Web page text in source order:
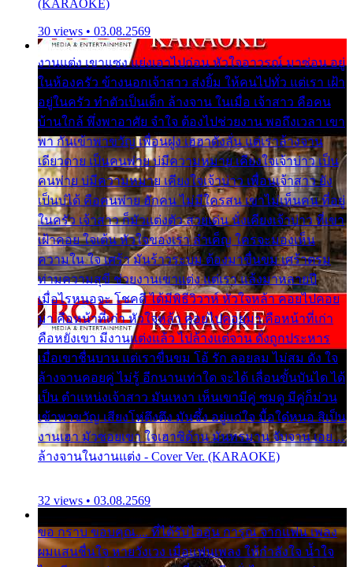
(KARAOKE)
30 views • 03.08.2569
งานแต่ง เขาแซง แย่งเอาไปก่อน หัวใจอาวรณ์ มาซ่อน อยู่
ในห้องครัว ข้างนอกเจ้าสาว ส่งยิ้ม ให้คนไปทั่ว แต่เรา เฝ้า
อยู่ในครัว ทำตัวเป็นเด็ก ล้างจาน ในเมื่อ เจ้าสาว คือคน
บ้านใกล้ พึ่งพาอาศัย จำใจ ต้องไปช่วยงาน พอถึงเวลา เขา
พา กันเข้าพาขวัญ เพื่อนฝูง เฮฮาดังลั่น แต่เราล้างจาน
เดียวดาย เป็นคนพ่าย บ่มีความหมาย เคียงใจเจ้าบ่าว เป็น
คนพ่าย บ่มีความหมาย เคียงใจเจ้าบ่าว เพื่อนเจ้าสาว ยัง
เป็นบ่ได้ คือคนพ่าย ฮักคน ไม่มีใครสน เขาไม่เห็นคน ที่อยู่
ในครัว เจ้าสาว ก็มัวแต่งตัว สวยเด่น นั่งเคียงเจ้าบ่าว ที่เขา
เฝ้าคอย ใจเต้น หัวใจของเรา ลำเค็ญ ใครจะมองเห็น
ความใน ใจ เศร้า มันร้าวระบม ต้องมาขื่นขม เศร้าตรม
ท่ามความสุขี ช่วยงานเขาแต่ง แต่เรา แล้งมาหลายปี
เมื่อไรหนอจะ โชคดี ได้มีพิธีวิวาห์ หัวใจหล้า คอยไปคอย
มา คือหน้าที่เก่า หัวใจหล้า คอยไปคอยมา คือหน้าที่เก่า
คือหยังเขา มีงานแต่งแล้ว ไปล้างแต่จาน ดั่งถูกประหาร
เมื่อเขาชื่นบาน แต่เราขื่นขม โอ้ รัก ลอยลม ไม่สม ดัง ใจ
ล้างจานคอยคู่ ไม่รู้ อีกนานเท่าใด จะได้ เลื่อนขั้นบันได ได้
เป็น ตำแหน่งเจ้าสาว มันเหงา เห็นเขามีคู่ ซมดู มีคู่ก็ม่วน
เข้าพาขวัญ เสียงโห่ตึงตึง มันซึ้ง อยู่แก่ใจ มื้อใด๋หนอ สิเป็น
งานเฮา มัวซอยเขา ใจเฮาซิด้าน มันทรมาน จับจาน เอย…
ล้างจานในงานแต่ง - Cover Ver. (KARAOKE)
32 views • 03.08.2569
ขอ กราบ ขอบคุณ.... ที่ได้รับไออุ่น การุณ จากแฟน เพลง
ผมแสนชื่นใจ หายวังเวง เมื่อแฟนเพลง ให้กำลังใจ น้ำใจ